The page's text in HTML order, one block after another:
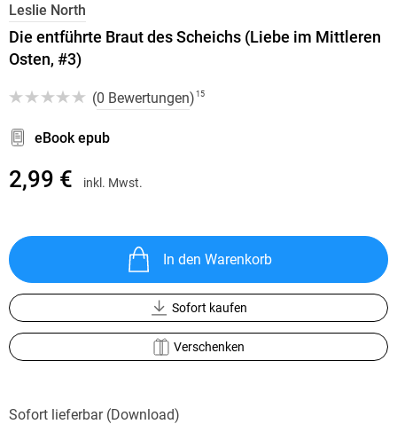
Leslie North
Die entführte Braut des Scheichs (Liebe im Mittleren
Osten, #3)
(0 Bewertungen) 15
eBook epub
2,99 € inkl. Mwst.
In den Warenkorb
Sofort kaufen
Verschenken
Sofort lieferbar (Download)